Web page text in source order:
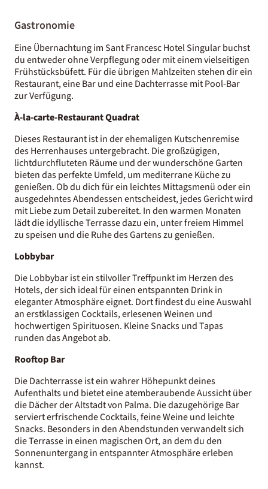
Gastronomie
Eine Übernachtung im Sant Francesc Hotel Singular buchst
du entweder ohne Verpflegung oder mit einem vielseitigen
Frühstücksbüfett. Für die übrigen Mahlzeiten stehen dir ein
Restaurant, eine Bar und eine Dachterrasse mit Pool-Bar
zur Verfügung.
À-la-carte-Restaurant Quadrat
Dieses Restaurant ist in der ehemaligen Kutschenremise
des Herrenhauses untergebracht. Die großzügigen,
lichtdurchfluteten Räume und der wunderschöne Garten
bieten das perfekte Umfeld, um mediterrane Küche zu
genießen. Ob du dich für ein leichtes Mittagsmenü oder ein
ausgedehntes Abendessen entscheidest, jedes Gericht wird
mit Liebe zum Detail zubereitet. In den warmen Monaten
lädt die idyllische Terrasse dazu ein, unter freiem Himmel
zu speisen und die Ruhe des Gartens zu genießen.
Lobbybar
Die Lobbybar ist ein stilvoller Treffpunkt im Herzen des
Hotels, der sich ideal für einen entspannten Drink in
eleganter Atmosphäre eignet. Dort findest du eine Auswahl
an erstklassigen Cocktails, erlesenen Weinen und
hochwertigen Spirituosen. Kleine Snacks und Tapas
runden das Angebot ab.
Rooftop Bar
Die Dachterrasse ist ein wahrer Höhepunkt deines
Aufenthalts und bietet eine atemberaubende Aussicht über
die Dächer der Altstadt von Palma. Die dazugehörige Bar
serviert erfrischende Cocktails, feine Weine und leichte
Snacks. Besonders in den Abendstunden verwandelt sich
die Terrasse in einen magischen Ort, an dem du den
Sonnenuntergang in entspannter Atmosphäre erleben
kannst.